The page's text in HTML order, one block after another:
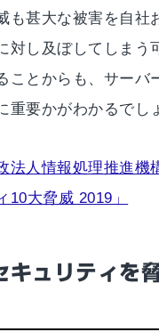
も甚大な被害を自社
対し及ぼしてしまう
ことからも、サーバ
重要かがわかるでし
法人情報処理推進機
10大脅威 2019」
キュリティを